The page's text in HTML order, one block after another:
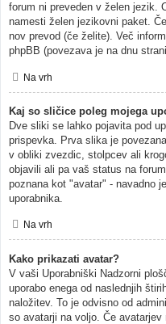
forum ni preveden v želen jezik.
namesti želen jezikovni paket.
nov prevod (če želite). Več
phpBB (povezava je na dnu
Na vrh
Kaj so sličice poleg mojega
Dve sliki se lahko pojavita pod
prispevka. Prva slika je
v obliki zvezdic, stolpcev ali
objavili ali pa vaš status na
poznana kot "avatar" - navadno
uporabnika.
Na vrh
Kako prikazati avatar?
V vaši Uporabniški Nadzorni
uporabo enega od naslednjih
naložitev. To je odvisno od
so avatarji na voljo. Če